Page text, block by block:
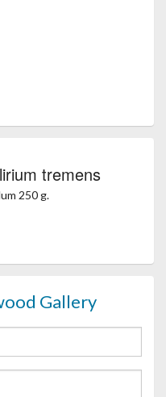
tremens
250 g.
Gallery